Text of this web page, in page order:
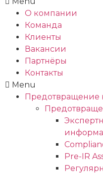
О компании
Команда
Клиенты
Вакансии
Партнёры
Контакты
Menu
Предотвращение
Pre-IR